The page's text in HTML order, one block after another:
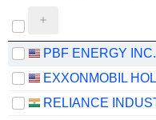
PBF ENERGY INC.